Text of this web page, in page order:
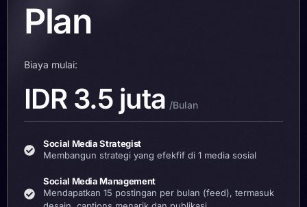
Plan
Biaya mulai:
IDR 3.5 juta /Bulan
Social Media Strategist
Membangun strategi yang efekfif di 1 media sosial
Social Media Management
Mendapatkan 15 postingan per bulan (feed), termasuk